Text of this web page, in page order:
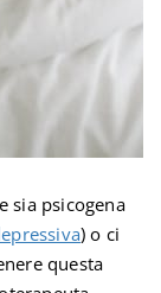
sia psicogena
) o ci
questa